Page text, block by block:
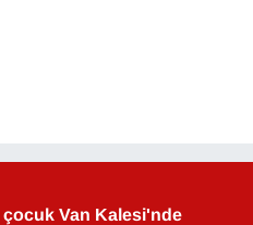
çocuk Van Kalesi'nde